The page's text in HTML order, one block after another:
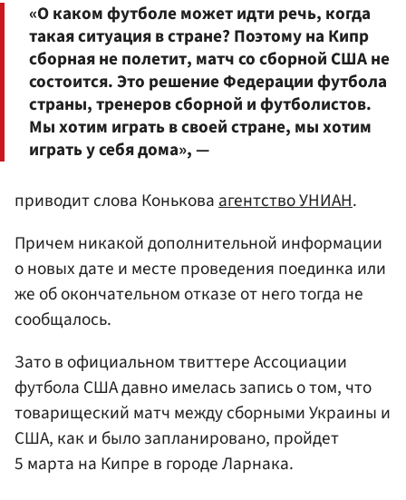
«О каком футболе может идти речь, когда
такая ситуация в стране? Поэтому на Кипр
сборная не полетит, матч со сборной США не
состоится. Это решение Федерации футбола
страны, тренеров сборной и футболистов.
Мы хотим играть в своей стране, мы хотим
играть у себя дома», —
приводит слова Коньковаагентство УНИАН.
Причем никакой дополнительной информации
о новых дате и месте проведения поединка или
же об окончательном отказе от него тогда не
сообщалось.
Зато в официальном твиттере Ассоциации
футбола США давно имелась запись о том, что
товарищеский матч между сборными Украины и
США, как и было запланировано, пройдет
5 марта на Кипре в городе Ларнака.